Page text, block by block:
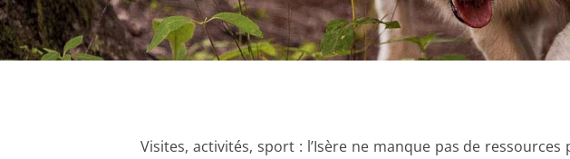
Visites, activités, sport : l’Isère ne manque pas de